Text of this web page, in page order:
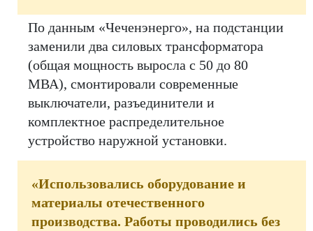
По данным «Чеченэнерго», на подстанции
заменили два силовых трансформатора
(общая мощность выросла с 50 до 80
МВА), смонтировали современные
выключатели, разъединители и
комплектное распределительное
устройство наружной установки.
«Использовались оборудование и
материалы отечественного
производства. Работы проводились без